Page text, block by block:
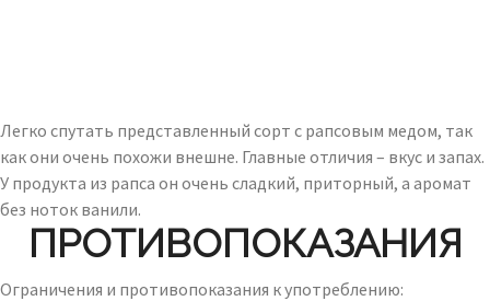
Легко спутать представленный сорт с рапсовым медом, так
как они очень похожи внешне. Главные отличия – вкус и запах.
У продукта из рапса он очень сладкий, приторный, а аромат
без ноток ванили.
ПРОТИВОПОКАЗАНИЯ
Ограничения и противопоказания к употреблению: